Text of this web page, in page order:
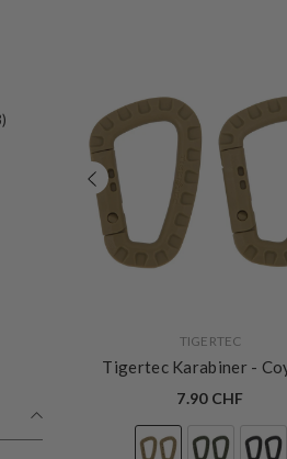
TIGERTEC
Tigertec Karabiner -
7.90 CHF